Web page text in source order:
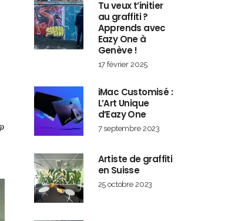
Tu veux t’initier
au graffiti ?
Apprends avec
Eazy One à
Genève !
17 février 2025
iMac Customisé :
L’Art Unique
d’Eazy One
7 septembre 2023
Artiste de graffiti
en Suisse
25 octobre 2023